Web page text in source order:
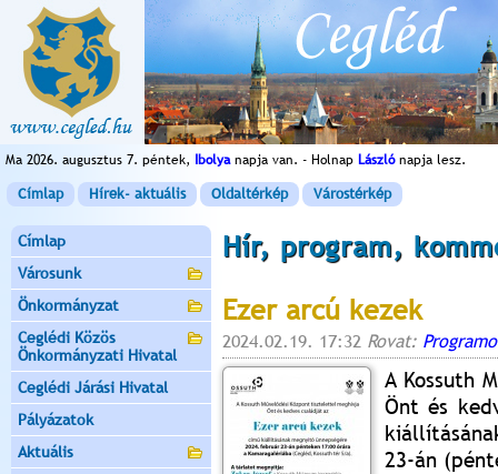
Ma 2026. augusztus 7. péntek, Ibolyanapja van. - Holnap Lászlónapja lesz.
Címlap Hírek- aktuális Oldaltérkép Várostérkép
Címlap
Városunk
Önkormányzat
Ceglédi Közös
Önkormányzati Hivatal
Ceglédi Járási Hivatal
Pályázatok
Aktuális
Hír, program,
Ezer arcú kezek
2024.02.19. 17:32 Rovat:
A Kossuth
Önt és
23-án